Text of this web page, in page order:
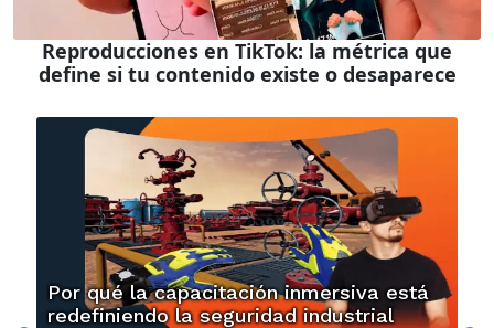
Reproducciones en TikTok: la métrica que
define si tu contenido existe o desaparece
Por qué la capacitación inmersiva está
redefiniendo la seguridad industrial